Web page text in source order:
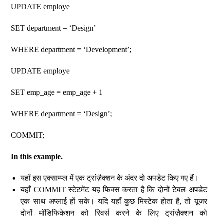
UPDATE employe
SET department = ‘Design’
WHERE department = ‘Development’;
UPDATE employe
SET emp_age = emp_age + 1
WHERE department = ‘Design’;
COMMIT;
In this example.
यहाँ इस एक्साम्प्ल में एक ट्रांज़ैक्शन के अंदर दो अपडेट किए गए हैं।
यहाँ COMMIT स्टेटमेंट यह फिक्स करता है कि दोनों टेबल अपडेट
एक साथ अप्लाई हों सके। यदि यहाँ कुछ मिस्टेक होता है, तो यूजर
दोनों मॉडिफिकेशन को रिवर्स करने के लिए ट्रांज़ैक्शन को